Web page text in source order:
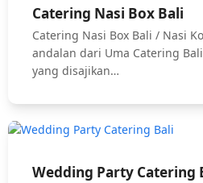
Catering Nasi Box Bali
Catering Nasi Box Bali / Nasi
andalan dari Uma Catering
yang disajikan…
Wedding Party Catering